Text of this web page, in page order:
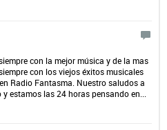
con la mejor música y de la mas
con los viejos éxitos musicales
Radio Fantasma. Nuestro saludos a
estamos las 24 horas pensando en...